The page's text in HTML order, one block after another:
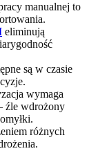
manualnej to
eliminują
są w czasie
wymaga
źle wdrożony
różnych